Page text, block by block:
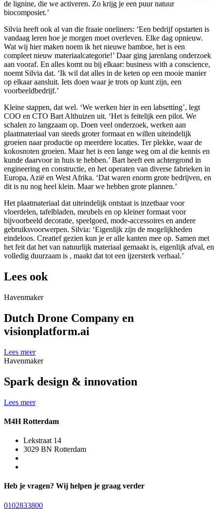
de lignine, die we activeren. Zo krijg je een puur natuur
biocomposiet.’
Silvia heeft ook al van die fraaie oneliners: ‘Een bedrijf opstarten is
vandaag leren hoe je morgen moet overleven. Elke dag opnieuw.
Wat wij hier maken noem ik het nieuwe bamboe, het is een
compleet nieuw materiaalcategorie!’ Daar ging jarenlang onderzoek
aan vooraf. En alles komt nu bij elkaar: business with a conscience,
noemt Silvia dat. ‘Ik wil dat alles in de keten op een mooie manier
op elkaar aansluit. Iets doen waar je trots op kunt zijn, een
voorbeeldbedrijf.’
Kleine stappen, dat wel. ‘We werken hier in een labsetting’, legt
COO en CTO Bart Althuizen uit. ‘Het is feitelijk een pilot. We
schalen zo langzaam op. Doen veel onderzoek, werken aan
plaatmateriaal van steeds groter formaat en willen uiteindelijk
groeien naar productie op meerdere locaties. Ter plekke, waar de
kokosnoten groeien. Maar het is een lange weg om al die kennis en
kunde daarvoor in huis te hebben.’ Bart heeft een achtergrond in
engineering en constructie, en het operaten van diverse fabrieken in
Europa, Azië en West Afrika. ‘Dat waren enorm grote bedrijven, en
dit is nu nog heel klein. Maar we hebben grote plannen.’
Het plaatmateriaal dat uiteindelijk ontstaat is inzetbaar voor
vloerdelen, tafelbladen, meubels en op kleiner formaat voor
bijvoorbeeld decoratie, speelgoed, mode-accessoires en andere
gebruiksvoorwerpen. Silvia: ‘Eigenlijk zijn de mogelijkheden
eindeloos. Creatief gezien kun je er alle kanten mee op. Samen met
het feit dat het van natuurlijk materiaal gemaakt is, eigenlijk afval, en
volledig duurzaam is , maakt dat tot een ijzersterk verhaal.’
Lees ook
Havenmaker
Dutch Drone Company en
visionplatform.ai
Lees meer
Havenmaker
Spark design & innovation
Lees meer
M4H Rotterdam
Lekstraat 14
3029 BN Rotterdam
Heb je vragen? Wij helpen je graag verder
0102833800